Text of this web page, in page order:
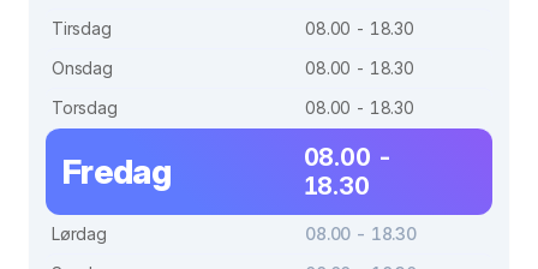
Tirsdag
08.00 - 18.30
Onsdag
08.00 - 18.30
Torsdag
08.00 - 18.30
Fredag
08.00 -
18.30
Lørdag
08.00 - 18.30